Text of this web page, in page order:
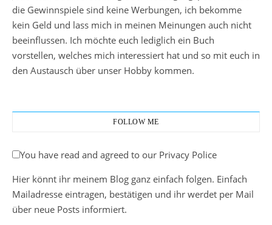
die Gewinnspiele sind keine Werbungen, ich bekomme
kein Geld und lass mich in meinen Meinungen auch nicht
beeinflussen. Ich möchte euch lediglich ein Buch
vorstellen, welches mich interessiert hat und so mit euch in
den Austausch über unser Hobby kommen.
FOLLOW ME
You have read and agreed to our Privacy Police
Hier könnt ihr meinem Blog ganz einfach folgen. Einfach
Mailadresse eintragen, bestätigen und ihr werdet per Mail
über neue Posts informiert.